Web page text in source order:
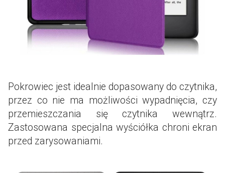
Pokrowiec jest idealnie dopasowany do czytnika,
przez co nie ma możliwości wypadnięcia, czy
przemieszczania się czytnika wewnątrz.
Zastosowana specjalna wyściółka chroni ekran
przed zarysowaniami.